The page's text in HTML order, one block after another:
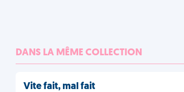
DANS LA MÊME COLLECTION
Vite fait, mal fait